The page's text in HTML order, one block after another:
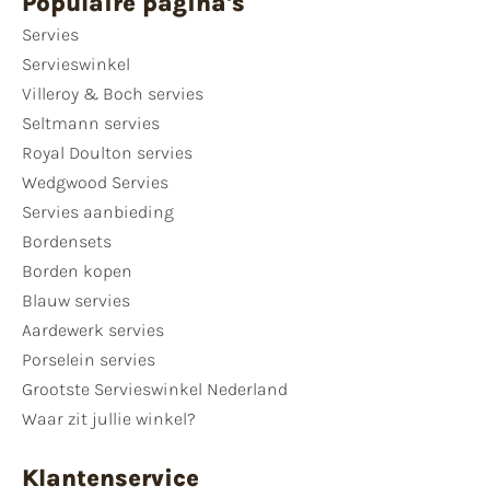
Servies
Servieswinkel
Villeroy & Boch servies
Seltmann servies
Royal Doulton servies
Wedgwood Servies
Servies aanbieding
Bordensets
Borden kopen
Blauw servies
Aardewerk servies
Porselein servies
Grootste Servieswinkel Nederland
Waar zit jullie winkel?
Klantenservice